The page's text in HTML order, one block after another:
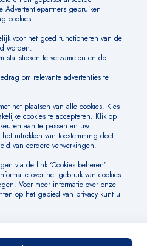
Cookiebeleid Cookies beheren